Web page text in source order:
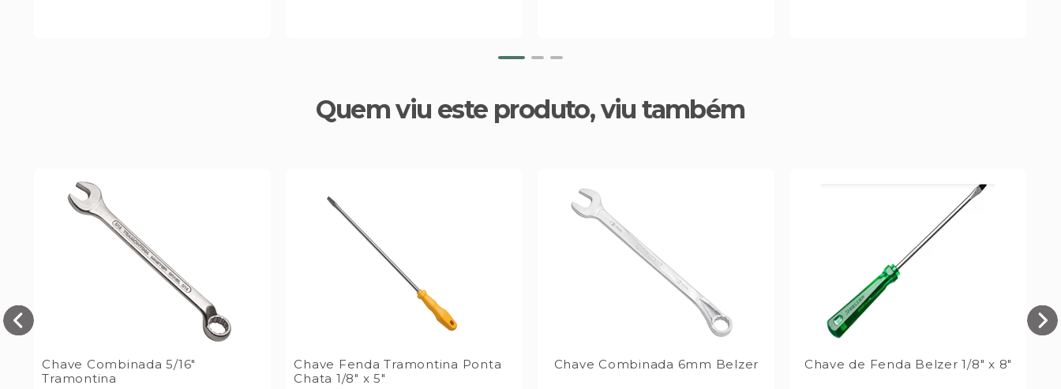
Quem viu este produto, viu também
Chave Combinada 5/16"
Tramontina
Chave Fenda Tramontina Ponta
Chata 1/8" x 5"
Chave Combinada 6mm Belzer Chave de Fenda Belzer 1/8" x 8"